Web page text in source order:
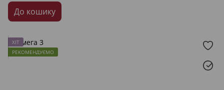
До кошику
ХІТ
РЕКОМЕНДУЄМО